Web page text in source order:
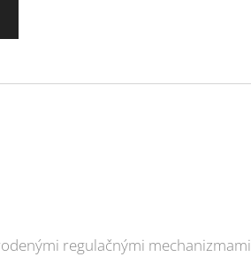
regulačnými mechanizmami